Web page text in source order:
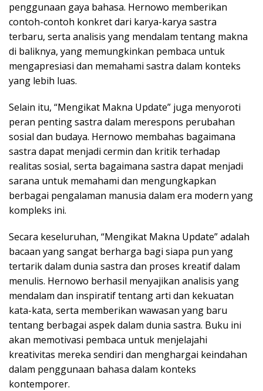
penggunaan gaya bahasa. Hernowo memberikan
contoh-contoh konkret dari karya-karya sastra
terbaru, serta analisis yang mendalam tentang makna
di baliknya, yang memungkinkan pembaca untuk
mengapresiasi dan memahami sastra dalam konteks
yang lebih luas.
Selain itu, “Mengikat Makna Update” juga menyoroti
peran penting sastra dalam merespons perubahan
sosial dan budaya. Hernowo membahas bagaimana
sastra dapat menjadi cermin dan kritik terhadap
realitas sosial, serta bagaimana sastra dapat menjadi
sarana untuk memahami dan mengungkapkan
berbagai pengalaman manusia dalam era modern yang
kompleks ini.
Secara keseluruhan, “Mengikat Makna Update” adalah
bacaan yang sangat berharga bagi siapa pun yang
tertarik dalam dunia sastra dan proses kreatif dalam
menulis. Hernowo berhasil menyajikan analisis yang
mendalam dan inspiratif tentang arti dan kekuatan
kata-kata, serta memberikan wawasan yang baru
tentang berbagai aspek dalam dunia sastra. Buku ini
akan memotivasi pembaca untuk menjelajahi
kreativitas mereka sendiri dan menghargai keindahan
dalam penggunaan bahasa dalam konteks
kontemporer.